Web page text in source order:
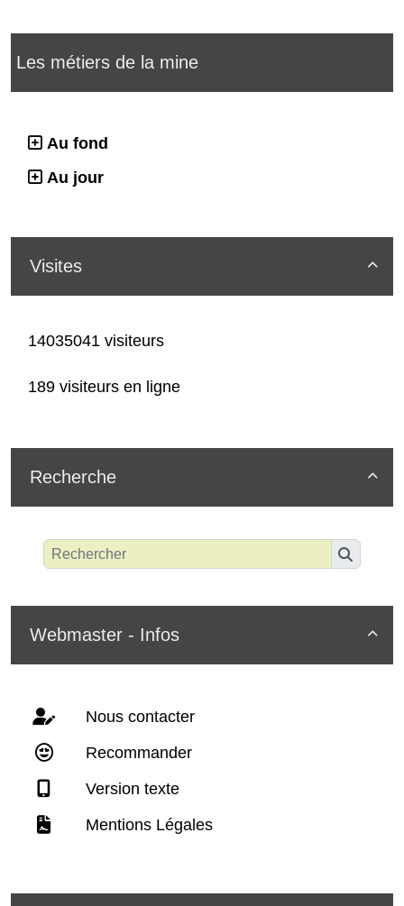
Les métiers de la mine
Au fond
Au jour

Visites
14035041 visiteurs
189 visiteurs en ligne

Recherche

Webmaster - Infos
Nous contacter
Recommander
Version texte
Mentions Légales